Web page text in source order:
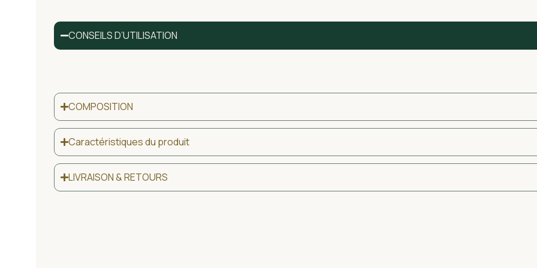
CONSEILS D’UTILISATION
COMPOSITION
Caractéristiques du produit
LIVRAISON & RETOURS